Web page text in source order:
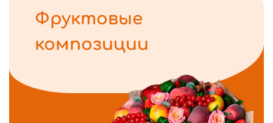
Фруктовые
композиции